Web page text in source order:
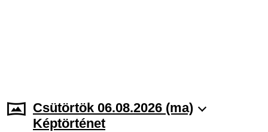
Csütörtök 06.08.2026 (ma)
Képtörténet